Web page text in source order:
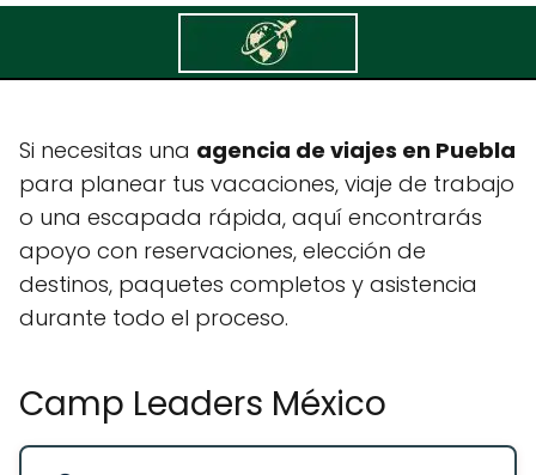
Camp Leaders México
Si necesitas una agencia de viajes en Puebla
para planear tus vacaciones, viaje de trabajo
o una escapada rápida, aquí encontrarás
apoyo con reservaciones, elección de
destinos, paquetes completos y asistencia
durante todo el proceso.
Camp Leaders México